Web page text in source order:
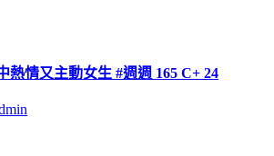
熱情又主動女生 #週週 165 C+ 24